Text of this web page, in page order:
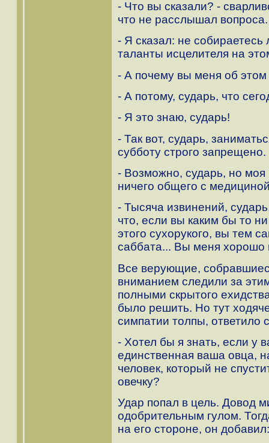
- Что вы сказали? -
что не расслышал вопроса.
- Я сказал: не
таланты исцелителя на
- А почему вы меня об
- А потому, сударь, что
- Я это знаю, сударь!
- Так вот, сударь,
субботу строго запрещено.
- Возможно, сударь, но моя
ничего общего с
- Тысяча извинений,
что, если вы каким бы то
этого сухорукого, вы тем
саббата... Вы меня хорошо
Все верующие,
вниманием следили за
полными скрытого
было решить. Но тут
симпатии толпы,
- Хотел бы я знать, если у
единственная ваша овца,
человек, который не
овечку?
Удар попал в цель. Довод
одобрительным гулом.
на его стороне, он добавил: